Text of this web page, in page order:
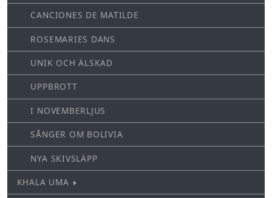
CANCIONES DE MATILDE
ROSEMARIES DANS
UNIK OCH ÄLSKAD
UPPBROTT
I NOVEMBERLJUS
SÅNGER OM BOLIVIA
NYA SKIVSLÄPP
KHALA UMA